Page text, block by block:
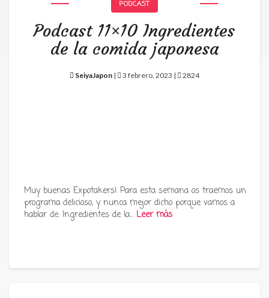
PODCAST
Podcast 11×10 Ingredientes
de la comida japonesa
SeiyaJapon | 3 febrero, 2023 | 2824
Muy buenas Expotakers! Para esta semana os traemos un
programa delicioso, y nunca mejor dicho porque vamos a
hablar de: Ingredientes de la… Leer más